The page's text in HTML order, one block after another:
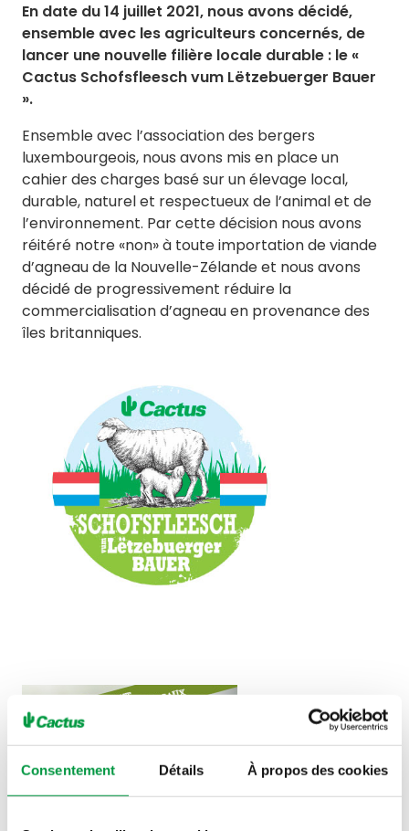
Consentement Détails À propos des cookies
En date du 14 juillet 2021, nous avons décidé,
ensemble avec les agriculteurs concernés, de
lancer une nouvelle filière locale durable : le «
Cactus Schofsfleesch vum Lëtzebuerger Bauer
».
Ensemble avec l’association des bergers
luxembourgeois, nous avons mis en place un
cahier des charges basé sur un élevage local,
durable, naturel et respectueux de l’animal et de
l’environnement. Par cette décision nous avons
réitéré notre «non» à toute importation de viande
d’agneau de la Nouvelle-Zélande et nous avons
décidé de progressivement réduire la
commercialisation d’agneau en provenance des
îles britanniques.